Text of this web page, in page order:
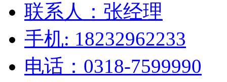
联系人：张经理
手机: 18232962233
电话：0318-7599990